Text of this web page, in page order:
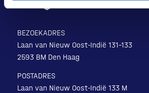
BEZOEKADRES
Laan van Nieuw Oost-Indië 131-133
2593 BM Den Haag
POSTADRES
Laan van Nieuw Oost-Indië 133 M